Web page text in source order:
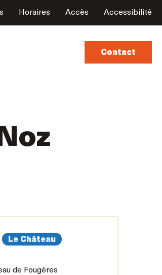
Horaires Accès Accessibilité
Contact
Le Château
de Fougères